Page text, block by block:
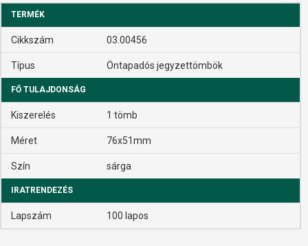
TERMÉK
Cikkszám 03.00456
Típus Öntapadós jegyzettömbök
FŐ TULAJDONSÁG
Kiszerelés 1 tömb
Méret 76x51mm
Szín sárga
IRATRENDEZÉS
Lapszám 100 lapos